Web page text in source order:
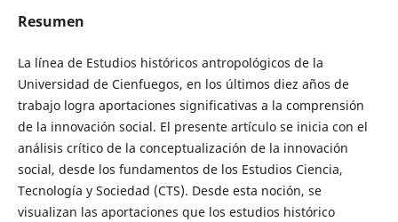
Resumen
La línea de Estudios históricos antropológicos de la
Universidad de Cienfuegos, en los últimos diez años de
trabajo logra aportaciones significativas a la comprensión
de la innovación social. El presente artículo se inicia con el
análisis crítico de la conceptualización de la innovación
social, desde los fundamentos de los Estudios Ciencia,
Tecnología y Sociedad (CTS). Desde esta noción, se
visualizan las aportaciones que los estudios histórico